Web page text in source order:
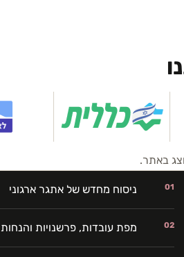
באתר.
01 ניסוח מחדש של אתגר ארגוני
02 מפת עובדות, פרשנויות והנחות